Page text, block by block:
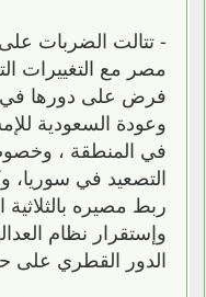
- تتالت الضربات
مصر مع التغييرات
فرض على دورها في
وعودة السعودية
في المنطقة ،
التصعيد في
ربط مصيره
وإستقرار نظام
الدور القطري على